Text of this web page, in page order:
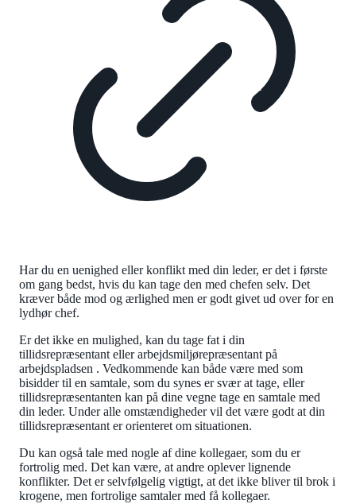
Har du en uenighed eller konflikt med din leder, er det i første
om gang bedst, hvis du kan tage den med chefen selv. Det
kræver både mod og ærlighed men er godt givet ud over for en
lydhør chef.
Er det ikke en mulighed, kan du tage fat i din
tillidsrepræsentant eller arbejdsmiljørepræsentant på
arbejdspladsen . Vedkommende kan både være med som
bisidder til en samtale, som du synes er svær at tage, eller
tillidsrepræsentanten kan på dine vegne tage en samtale med
din leder. Under alle omstændigheder vil det være godt at din
tillidsrepræsentant er orienteret om situationen.
Du kan også tale med nogle af dine kollegaer, som du er
fortrolig med. Det kan være, at andre oplever lignende
konflikter. Det er selvfølgelig vigtigt, at det ikke bliver til brok i
krogene, men fortrolige samtaler med få kollegaer.